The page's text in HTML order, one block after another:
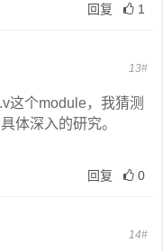
回复 1
13#
这个module，我猜测
体深入的研究。
回复 0
14#